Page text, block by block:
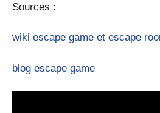
Sources :
wiki escape game et escape
blog escape game